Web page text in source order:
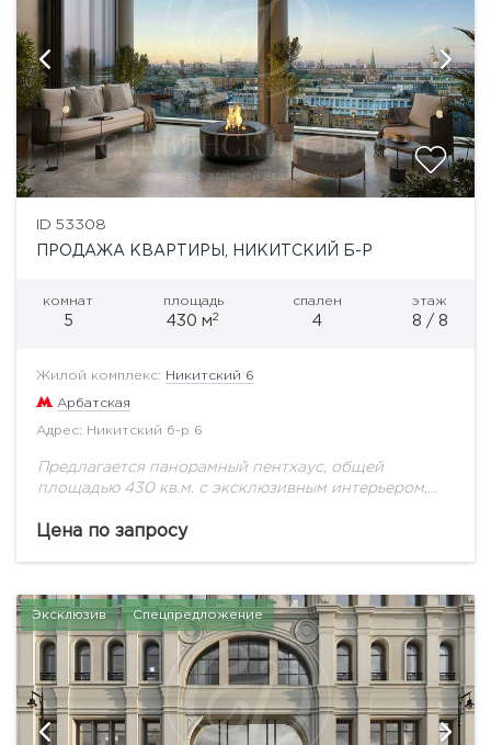
ID 53308
ПРОДАЖА КВАРТИРЫ, НИКИТСКИЙ Б-Р
комнат
5
площадь
430 м2
спален
4
этаж
8 / 8
Жилой комплекс: Никитский 6
Арбатская
Адрес: Никитский б-р 6
Предлагается панорамный пентхаус, общей
площадью 430 кв.м. с эксклюзивным интерьером,
Кремль.«Никитский 6» – жилой дом de luxe класса,
Цена по запросу
Эксклюзив Спецпредложение